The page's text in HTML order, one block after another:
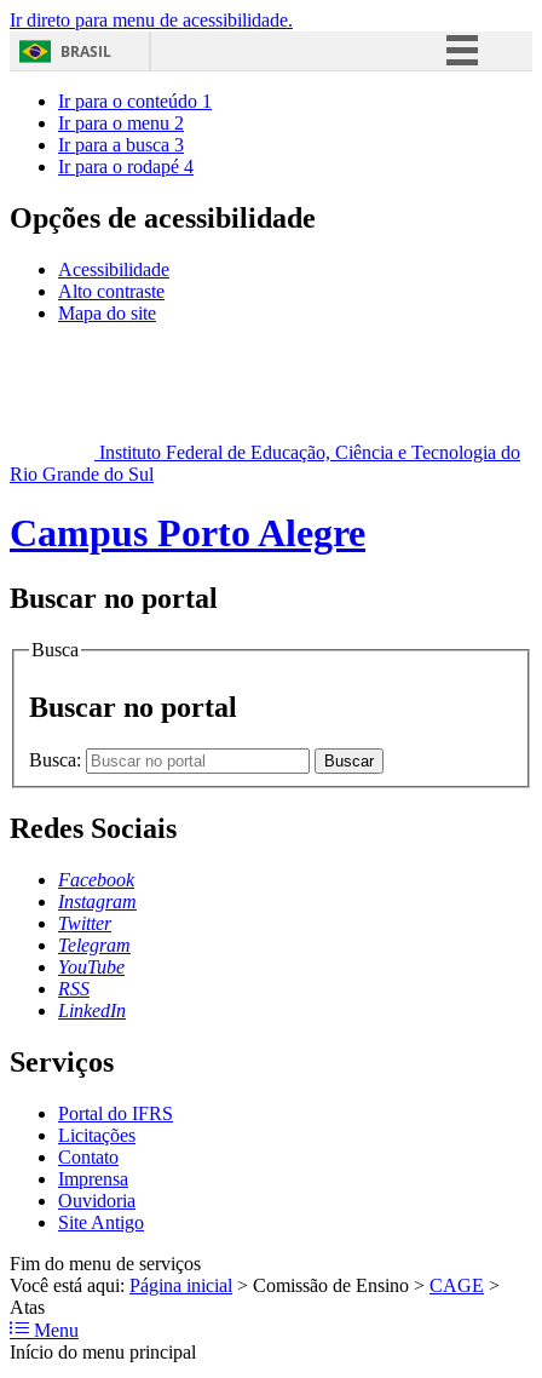
Ir direto para menu de acessibilidade.
BRASIL
Acesso à informação
Ir para o conteúdo 1
Ir para o menu 2
Ir para a busca 3
Ir para o rodapé 4
Opções de acessibilidade
Acessibilidade
Alto contraste
Mapa do site
Instituto Federal de Educação, Ciência e Tecnologia do
Rio Grande do Sul
Campus Porto Alegre
Buscar no portal
Busca
Buscar no portal
Busca: Buscar
Redes Sociais
Facebook
Instagram
Twitter
Telegram
YouTube
RSS
LinkedIn
Serviços
Portal do IFRS
Licitações
Contato
Imprensa
Ouvidoria
Site Antigo
Fim do menu de serviços
Você está aqui: Página inicial > Comissão de Ensino > CAGE >
Atas
Menu
Início do menu principal